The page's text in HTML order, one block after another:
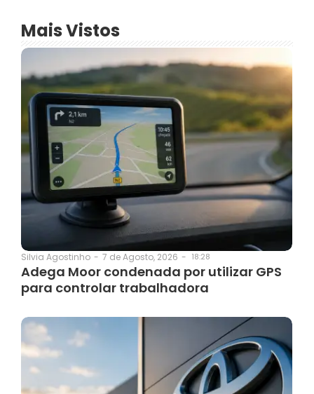
Mais Vistos
Silvia Agostinho - 7 de Agosto, 2026 - 18:28
Adega Moor condenada por utilizar GPS
para controlar trabalhadora